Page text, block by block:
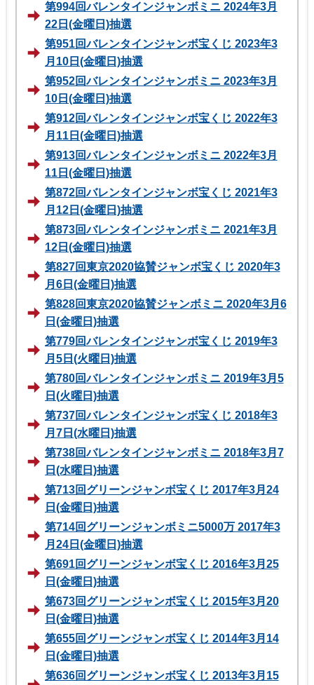
第994回バレンタインジャンボミニ 2024年3月
22日(金曜日)抽選
第951回バレンタインジャンボ宝くじ 2023年3
月10日(金曜日)抽選
第952回バレンタインジャンボミニ 2023年3月
10日(金曜日)抽選
第912回バレンタインジャンボ宝くじ 2022年3
月11日(金曜日)抽選
第913回バレンタインジャンボミニ 2022年3月
11日(金曜日)抽選
第872回バレンタインジャンボ宝くじ 2021年3
月12日(金曜日)抽選
第873回バレンタインジャンボミニ 2021年3月
12日(金曜日)抽選
第827回東京2020協賛ジャンボ宝くじ 2020年3
月6日(金曜日)抽選
第828回東京2020協賛ジャンボミニ 2020年3月6
日(金曜日)抽選
第779回バレンタインジャンボ宝くじ 2019年3
月5日(火曜日)抽選
第780回バレンタインジャンボミニ 2019年3月5
日(火曜日)抽選
第737回バレンタインジャンボ宝くじ 2018年3
月7日(水曜日)抽選
第738回バレンタインジャンボミニ 2018年3月7
日(水曜日)抽選
第713回グリーンジャンボ宝くじ 2017年3月24
日(金曜日)抽選
第714回グリーンジャンボミニ5000万 2017年3
月24日(金曜日)抽選
第691回グリーンジャンボ宝くじ 2016年3月25
日(金曜日)抽選
第673回グリーンジャンボ宝くじ 2015年3月20
日(金曜日)抽選
第655回グリーンジャンボ宝くじ 2014年3月14
日(金曜日)抽選
第636回グリーンジャンボ宝くじ 2013年3月15